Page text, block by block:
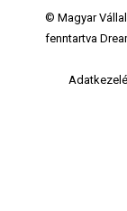
© Magyar
fenntartva